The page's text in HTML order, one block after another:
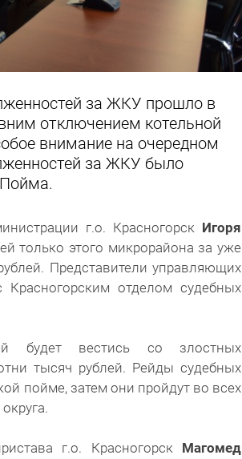
за ЖКУ прошло в
отключением котельной
внимание на очередном
за ЖКУ было
г.о. Красногорск Игоря
только этого микрорайона за уже
Представители управляющих
отделом судебных
будет вестись со злостных
тысяч рублей. Рейды судебных
пойме, затем они пройдут во всех
г.о. Красногорск Магомед